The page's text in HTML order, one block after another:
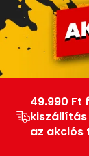
49.990 Ft
kiszállítás
az akciós